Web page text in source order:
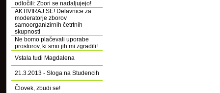
odločili: Zbori se nadaljujejo!
AKTIVIRAJ SE! Delavnice za
moderatorje zborov
samoorganizirnih četrtnih
skupnosti
Ne bomo plačevali uporabe
prostorov, ki smo jih mi zgradili!
Vstala tudi Magdalena
21.3.2013 - Sloga na Studencih
Človek, zbudi se!